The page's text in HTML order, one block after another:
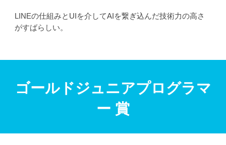
LINEの仕組みとUIを介してAIを繋ぎ込んだ技術力の高さ
がすばらしい。
ゴールドジュニアプログラマ
ー 賞